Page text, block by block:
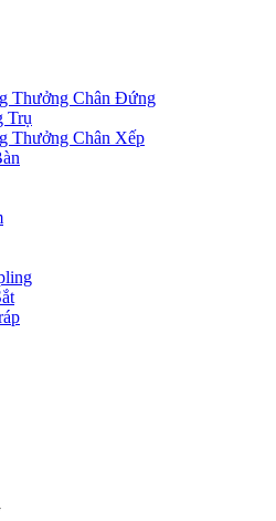
Thưởng Chân Đứng
Trụ
Thưởng Chân Xếp